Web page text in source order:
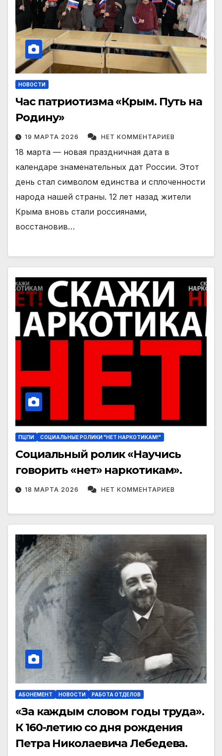
НОВОСТИ
Час патриотизма «Крым. Путь на
Родину»
19 МАРТА 2026 НЕТ КОММЕНТАРИЕВ
18 марта — новая праздничная дата в
календаре знаменательных дат России. Этот
день стал символом единства и сплоченности
народа нашей страны. 12 лет назад жители
Крыма вновь стали россиянами,
восстановив…
ПЦПИ СОЦИАЛЬНЫЕ РОЛИКИ "НЕТ НАРКОТИКАМ!"
Социальный ролик «Научись
говорить «нет» наркотикам».
18 МАРТА 2026 НЕТ КОММЕНТАРИЕВ
АБОНЕМЕНТ НОВОСТИ РАБОТА ОТДЕЛОВ
«За каждым словом годы труда».
К 160-летию со дня рождения
Петра Николаевича Лебедева.